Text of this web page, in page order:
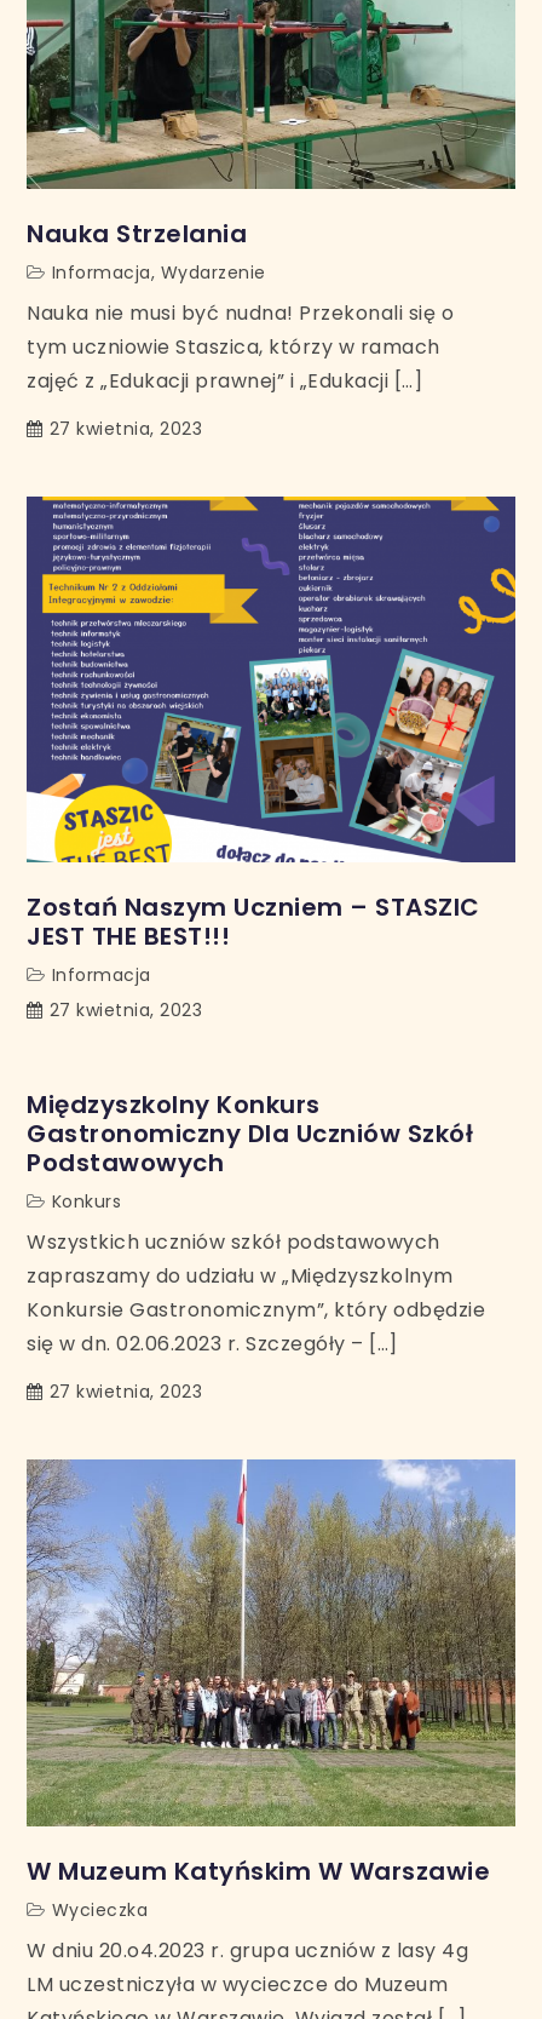
Nauka Strzelania
Informacja, Wydarzenie
Nauka nie musi być nudna! Przekonali się o
tym uczniowie Staszica, którzy w ramach
zajęć z „Edukacji prawnej” i „Edukacji […]
27 kwietnia, 2023
Zostań Naszym Uczniem – STASZIC
JEST THE BEST!!!
Informacja
27 kwietnia, 2023
Międzyszkolny Konkurs
Gastronomiczny Dla Uczniów Szkół
Podstawowych
Konkurs
Wszystkich uczniów szkół podstawowych
zapraszamy do udziału w „Międzyszkolnym
Konkursie Gastronomicznym”, który odbędzie
się w dn. 02.06.2023 r. Szczegóły – […]
27 kwietnia, 2023
W Muzeum Katyńskim W Warszawie
Wycieczka
W dniu 20.o4.2023 r. grupa uczniów z lasy 4g
LM uczestniczyła w wycieczce do Muzeum